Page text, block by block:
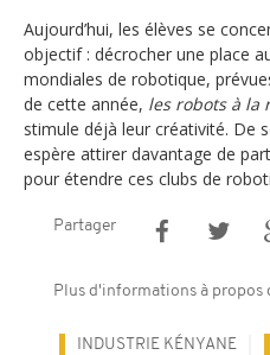
Aujourd’hui, les élèves se
objectif : décrocher une place
mondiales de robotique,
de cette année, les robots à la
stimule déjà leur créativité. De
espère attirer davantage de
pour étendre ces clubs de
Partager
Plus d'informations à propos
INDUSTRIE KÉNYANE